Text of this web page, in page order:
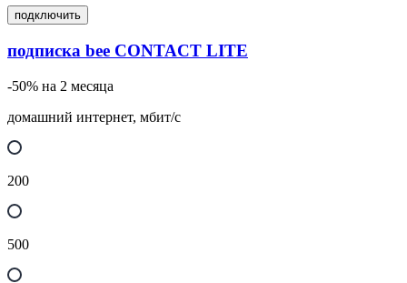
подключить
подписка bee CONTACT LITE
-50% на 2 месяца
домашний интернет, мбит/с
200
500